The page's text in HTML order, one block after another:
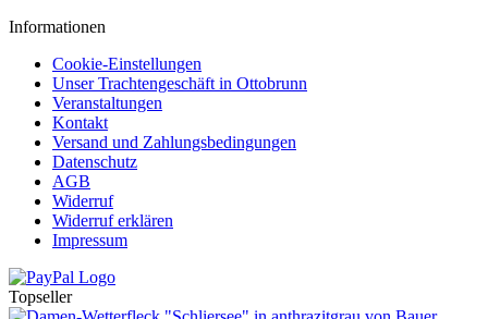
Informationen
Cookie-Einstellungen
Unser Trachtengeschäft in Ottobrunn
Veranstaltungen
Kontakt
Versand und Zahlungsbedingungen
Datenschutz
AGB
Widerruf
Widerruf erklären
Impressum
Topseller